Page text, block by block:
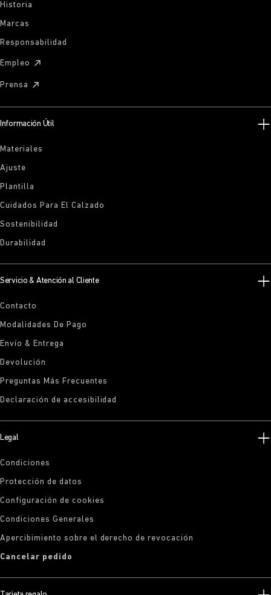
Historia
Marcas
Responsabilidad
Empleo
Prensa
Información Útil
Materiales
Ajuste
Plantilla
Cuidados Para El Calzado
Sostenibilidad
Durabilidad
Servicio & Atención al Cliente
Contacto
Modalidades De Pago
Envío & Entrega
Devolución
Preguntas Más Frecuentes
Declaración de accesibilidad
Legal
Condiciones
Protección de datos
Configuración de cookies
Condiciones Generales
Apercibimiento sobre el derecho de revocación
Cancelar pedido